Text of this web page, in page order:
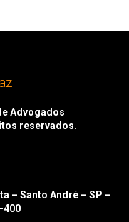
Advogados
reservados.
– Santo André – SP –
400